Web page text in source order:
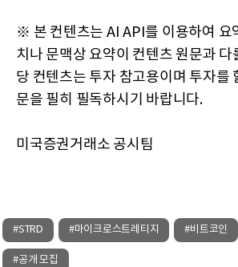
※ 본 컨텐츠는 AI API를 이용하여 요
치나 문맥상 요약이 컨텐츠 원문과 다
당 컨텐츠는 투자 참고용이며 투자를
문을 필히 필독하시기 바랍니다.
미국증권거래소 공시팀
#STRD #마이크로스트레티지 #비트코인
#공개 모집